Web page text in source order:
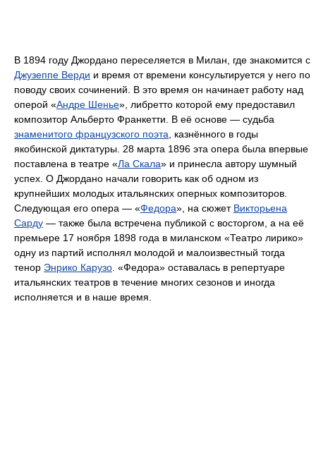
В 1894 году Джордано переселяется в Милан, где знакомится с
Джузеппе Верди и время от времени консультируется у него по
поводу своих сочинений. В это время он начинает работу над
оперой «Андре Шенье», либретто которой ему предоставил
композитор Альберто Франкетти. В её основе ― судьба
знаменитого французского поэта, казнённого в годы
якобинской диктатуры. 28 марта 1896 эта опера была впервые
поставлена в театре «Ла Скала» и принесла автору шумный
успех. О Джордано начали говорить как об одном из
крупнейших молодых итальянских оперных композиторов.
Следующая его опера ― «Федора», на сюжет Викторьена
Сарду ― также была встречена публикой с восторгом, а на её
премьере 17 ноября 1898 года в миланском «Театро лирико»
одну из партий исполнял молодой и малоизвестный тогда
тенор Энрико Карузо. «Федора» оставалась в репертуаре
итальянских театров в течение многих сезонов и иногда
исполняется и в наше время.